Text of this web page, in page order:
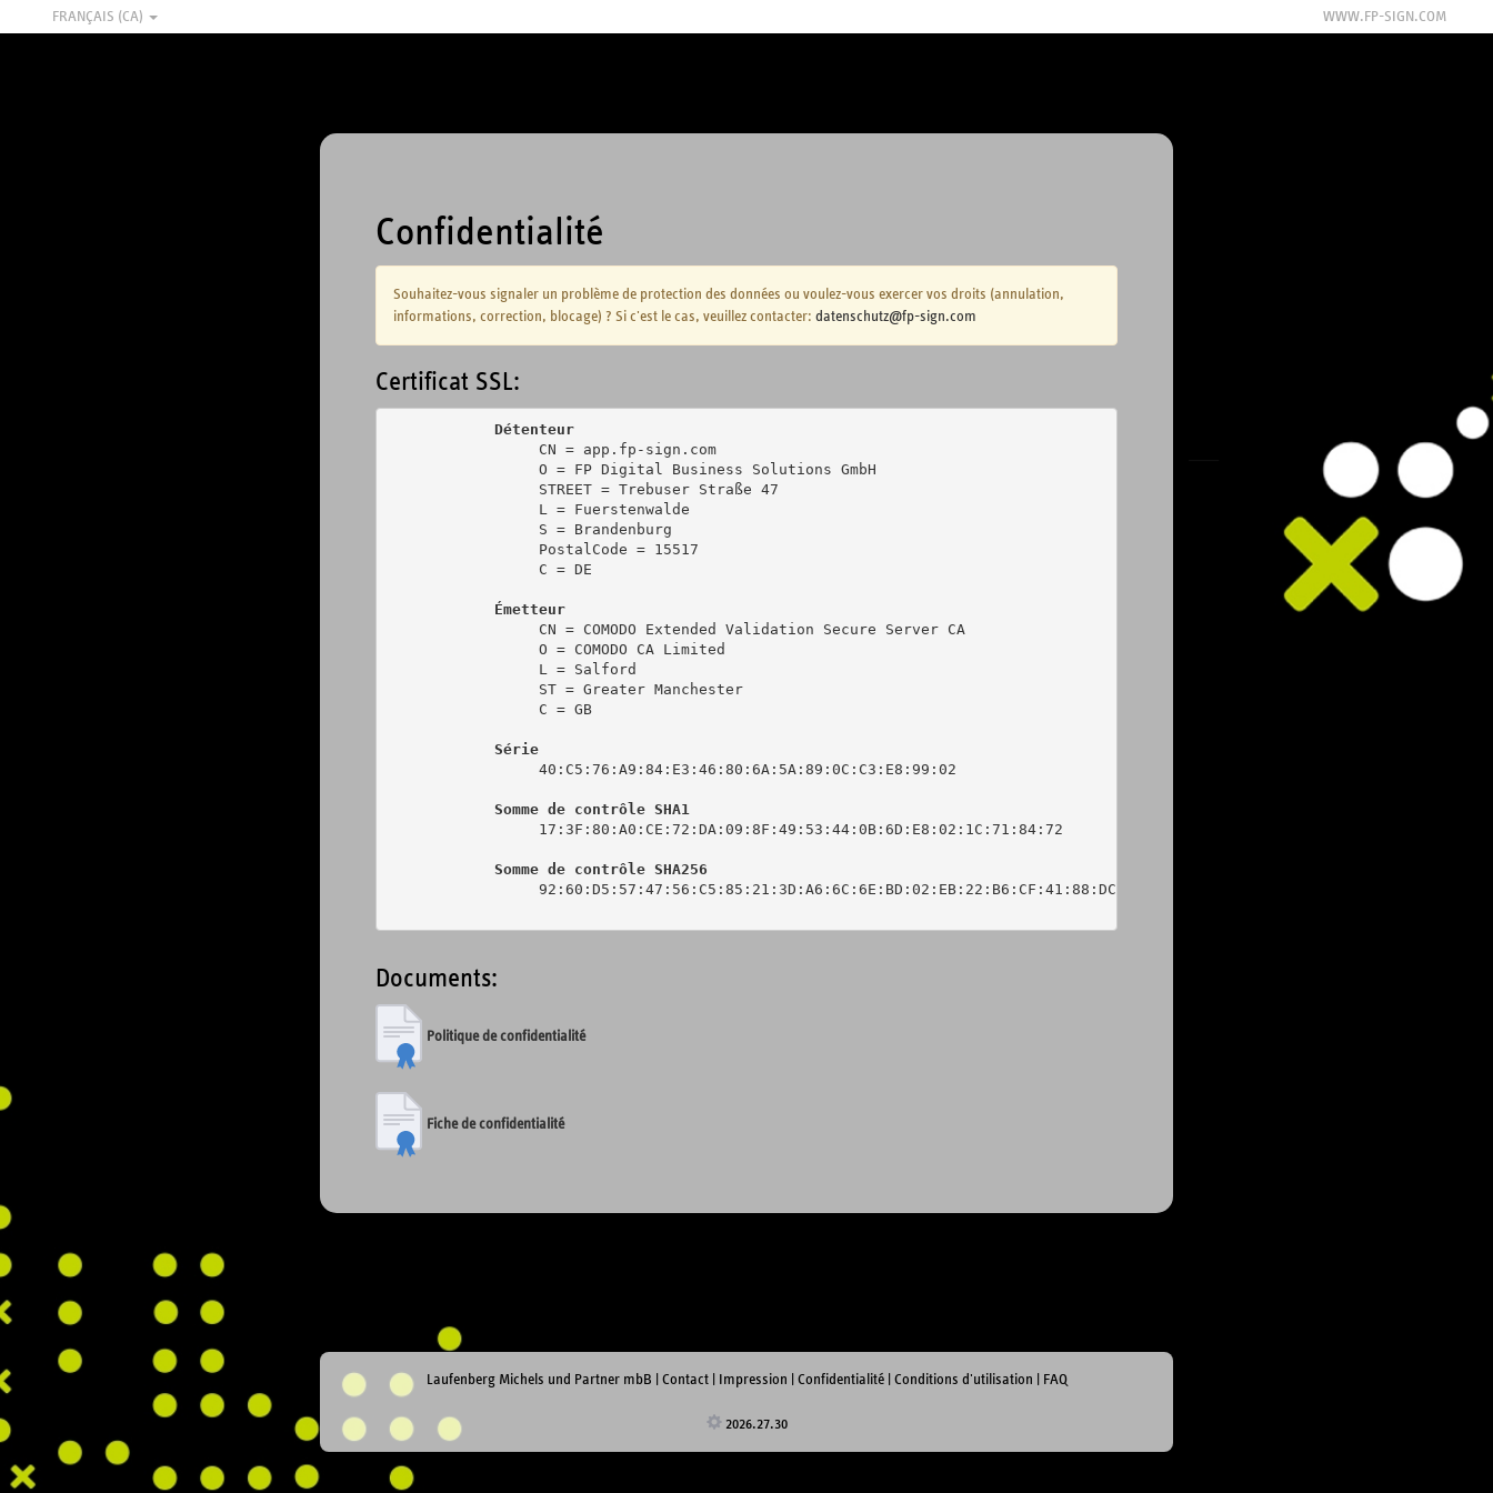
FRANÇAIS (CA) WWW.FP-SIGN.COM
Confidentialité
Souhaitez-vous signaler un problème de protection des données ou voulez-vous exercer vos droits (annulation,
informations, correction, blocage) ? Si c'est le cas, veuillez contacter: datenschutz@fp-sign.com
Certificat SSL:
Détenteur
                 CN = app.fp-sign.com
                 O = FP Digital Business Solutions GmbH
                 STREET = Trebuser Straße 47
                 L = Fuerstenwalde
                 S = Brandenburg
                 PostalCode = 15517
                 C = DE
Émetteur
                 CN = COMODO Extended Validation Secure Server CA
                 O = COMODO CA Limited
                 L = Salford
                 ST = Greater Manchester
                 C = GB
Série
                 40:C5:76:A9:84:E3:46:80:6A:5A:89:0C:C3:E8:99:02
Somme de contrôle SHA1
                 17:3F:80:A0:CE:72:DA:09:8F:49:53:44:0B:6D:E8:02:1C:71:84:72
Somme de contrôle SHA256
                 92:60:D5:57:47:56:C5:85:21:3D:A6:6C:6E:BD:02:EB:22:B6:CF:41:88:DC:03:0F:C1:DB:64:1D:E9:B7:1E:63
Documents:
Politique de confidentialité
Fiche de confidentialité
Laufenberg Michels und Partner mbB Contact| Impression Confidentialité| Conditions d'utilisation FAQ
2026.27.30